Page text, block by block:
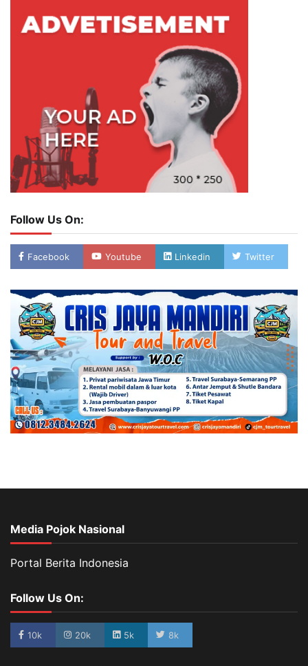
Follow Us On:
Facebook Youtube Linkedin Twitter
Media Pojok Nasional
Portal Berita Indonesia
Follow Us On:
10k 20k 5k 8k